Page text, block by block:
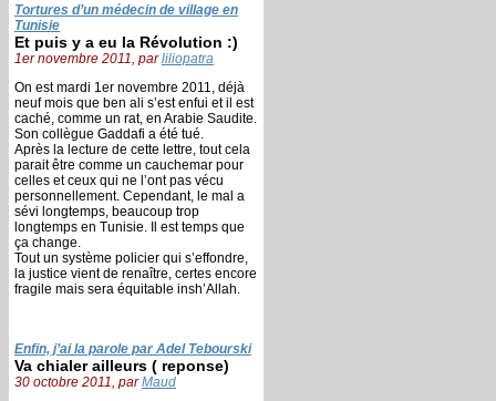
Tortures d’un médecin de village en
Tunisie
Et puis y a eu la Révolution :)
1er novembre 2011, parliliopatra
On est mardi 1er novembre 2011, déjà
neuf mois que ben ali s’est enfui et il est
caché, comme un rat, en Arabie Saudite.
Son collègue Gaddafi a été tué.
Après la lecture de cette lettre, tout cela
parait être comme un cauchemar pour
celles et ceux qui ne l’ont pas vécu
personnellement. Cependant, le mal a
sévi longtemps, beaucoup trop
longtemps en Tunisie. Il est temps que
ça change.
Tout un système policier qui s’effondre,
la justice vient de renaître, certes encore
fragile mais sera équitable insh’Allah.
Enfin, j’ai la parole par Adel Tebourski
Va chialer ailleurs ( reponse)
30 octobre 2011, parMaud